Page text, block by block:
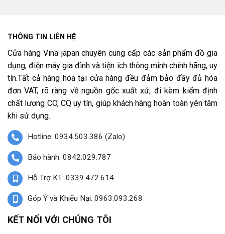
THÔNG TIN LIÊN HỆ
Cửa hàng Vina-japan chuyên cung cấp các sản phẩm đồ gia
dụng, điện máy gia đình và tiện ích thông minh chính hãng, uy
tín.Tất cả hàng hóa tại cửa hàng đều đảm bảo đầy đủ hóa
đơn VAT, rõ ràng về nguồn gốc xuất xứ, đi kèm kiểm định
chất lượng CO, CQ uy tín, giúp khách hàng hoàn toàn yên tâm
khi sử dụng.
Hotline: 0934.503.386 (Zalo)
Bảo hành: 0842.029.787
Hỗ Trợ KT: 0339.472.614
Góp Ý và Khiếu Nại: 0963.093.268
KẾT NỐI VỚI CHÚNG TÔI